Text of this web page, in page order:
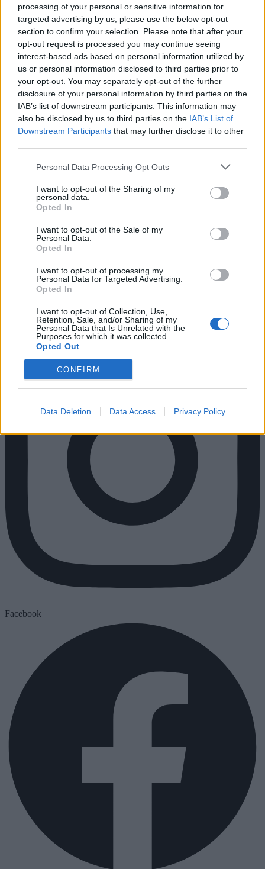
processing of your personal or sensitive information for
targeted advertising by us, please use the below opt-out
section to confirm your selection. Please note that after your
opt-out request is processed you may continue seeing
interest-based ads based on personal information utilized by
us or personal information disclosed to third parties prior to
your opt-out. You may separately opt-out of the further
disclosure of your personal information by third parties on the
IAB’s list of downstream participants. This information may
also be disclosed by us to third parties on the IAB’s List of
Downstream Participants that may further disclose it to other
Personal Data Processing Opt Outs
I want to opt-out of the Sharing of my
personal data.
Opted In
I want to opt-out of the Sale of my
Personal Data.
Opted In
I want to opt-out of processing my
Personal Data for Targeted Advertising.
Opted In
I want to opt-out of Collection, Use,
Retention, Sale, and/or Sharing of my
Personal Data that Is Unrelated with the
Purposes for which it was collected.
Opted Out
CONFIRM
Data Deletion Data Access Privacy Policy
Youtube
Instagram
Facebook